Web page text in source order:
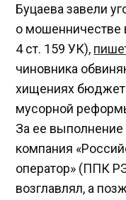
Буцаева завели
о мошенничестве
4 ст. 159 УК),
чиновника
хищениях
мусорной
За ее выполнение
компания
оператор» (ППК
возглавлял, а